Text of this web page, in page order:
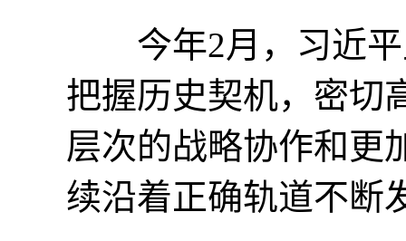
今年2月，习近平
把握历史契机，密切
层次的战略协作和更
续沿着正确轨道不断